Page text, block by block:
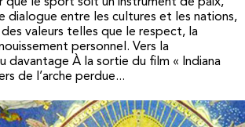
dialogue entre les cultures et les nations,
valeurs telles que le respect, la
personnel. Vers la
davantage À la sortie du film « Indiana
de l’arche perdue...